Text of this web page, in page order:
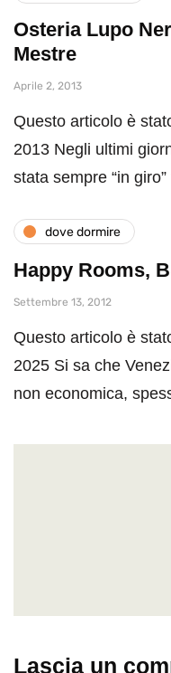
Osteria Lupo
Mestre
Aprile 2, 2013
Questo articolo è
2013 Negli ultimi
stata sempre “in
dove dormire
Happy Rooms,
Settembre 13, 2012
Questo articolo è
2025 Si sa che
non economica,
Lascia un